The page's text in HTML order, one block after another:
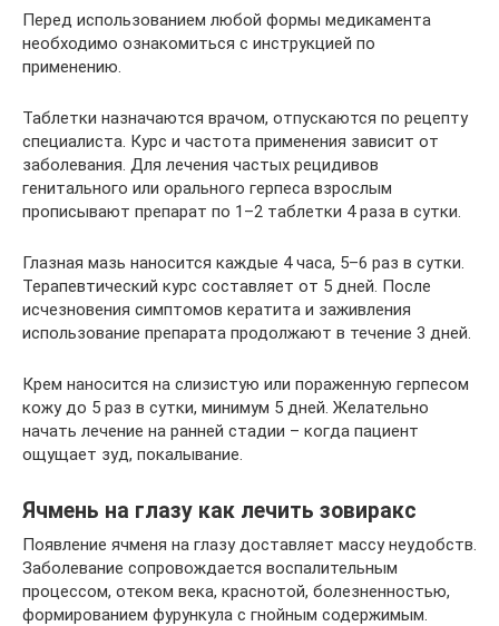
Перед использованием любой формы медикамента
необходимо ознакомиться с инструкцией по
применению.
Таблетки назначаются врачом, отпускаются по рецепту
специалиста. Курс и частота применения зависит от
заболевания. Для лечения частых рецидивов
генитального или орального герпеса взрослым
прописывают препарат по 1–2 таблетки 4 раза в сутки.
Глазная мазь наносится каждые 4 часа, 5–6 раз в сутки.
Терапевтический курс составляет от 5 дней. После
исчезновения симптомов кератита и заживления
использование препарата продолжают в течение 3 дней.
Крем наносится на слизистую или пораженную герпесом
кожу до 5 раз в сутки, минимум 5 дней. Желательно
начать лечение на ранней стадии – когда пациент
ощущает зуд, покалывание.
Ячмень на глазу как лечить зовиракс
Появление ячменя на глазу доставляет массу неудобств.
Заболевание сопровождается воспалительным
процессом, отеком века, краснотой, болезненностью,
формированием фурункула с гнойным содержимым.